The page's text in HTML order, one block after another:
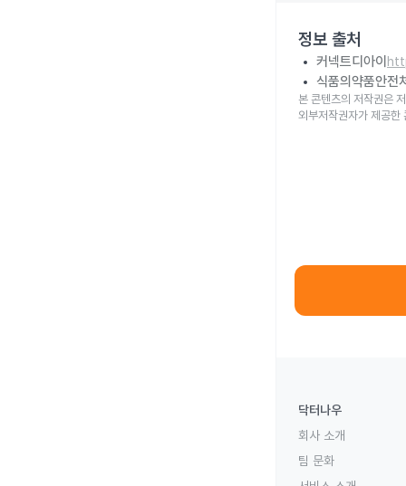
정보 출처
커넥트디아이
식품의약품안전
본 콘텐츠의 저작권은
외부저작권자가 제공한
닥터나우
회사 소개
팀 문화